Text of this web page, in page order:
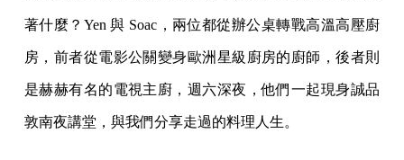
著什麼？Yen 與 Soac，兩位都從辦公桌轉戰高溫高壓廚
房，前者從電影公關變身歐洲星級廚房的廚師，後者則
是赫赫有名的電視主廚，週六深夜，他們一起現身誠品
敦南夜講堂，與我們分享走過的料理人生。